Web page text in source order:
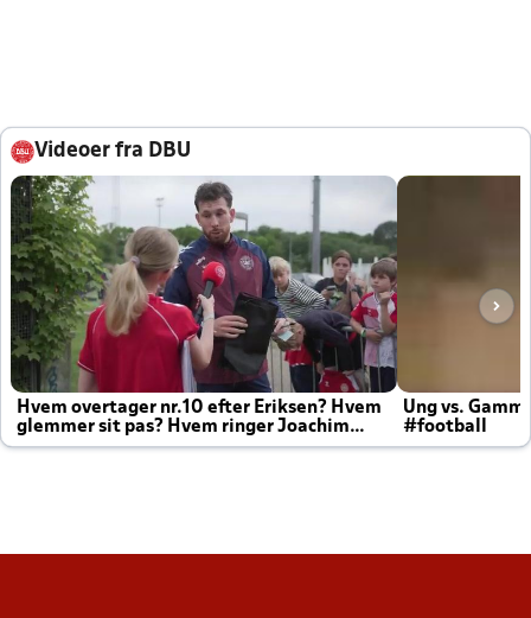
Videoer fra DBU
Hvem overtager nr.10 efter Eriksen? Hvem
glemmer sit pas? Hvem ringer Joachim
altid til efter kampe?
Ung vs.
#football